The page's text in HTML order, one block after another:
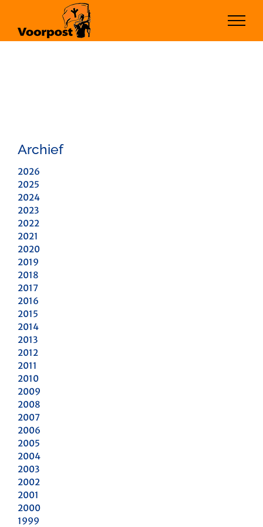
inhoud
Archief
2026
2025
2024
2023
2022
2021
2020
2019
2018
2017
2016
2015
2014
2013
2012
2011
2010
2009
2008
2007
2006
2005
2004
2003
2002
2001
2000
1999